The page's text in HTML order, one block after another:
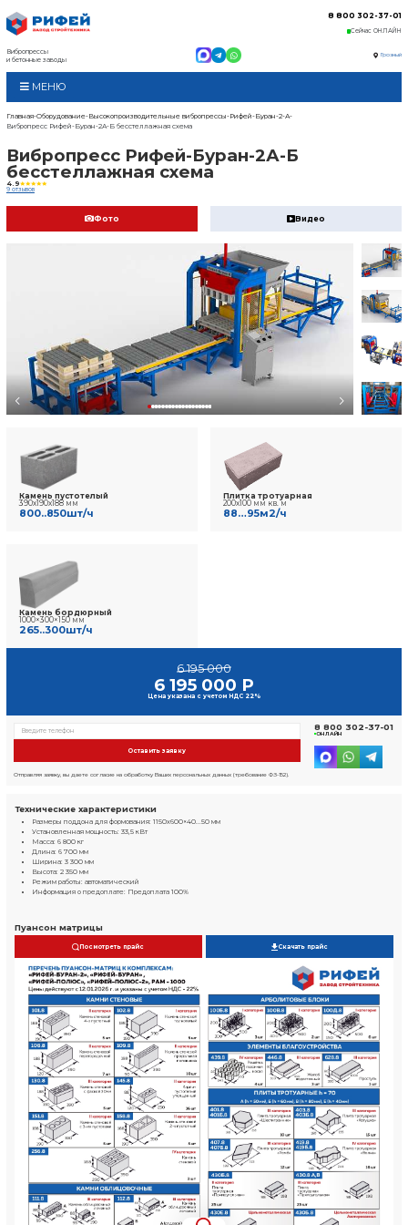
Вибропрессы
и бетонные заводы
Высокопроизводительные
Вибропресс Рифей-Буран-2А-Б бесстеллажная
Вибропресс
бесстеллажная
4.9
9 отзывов
Фото
Камень пустотелый
390х190х188 мм
800..850шт/ч